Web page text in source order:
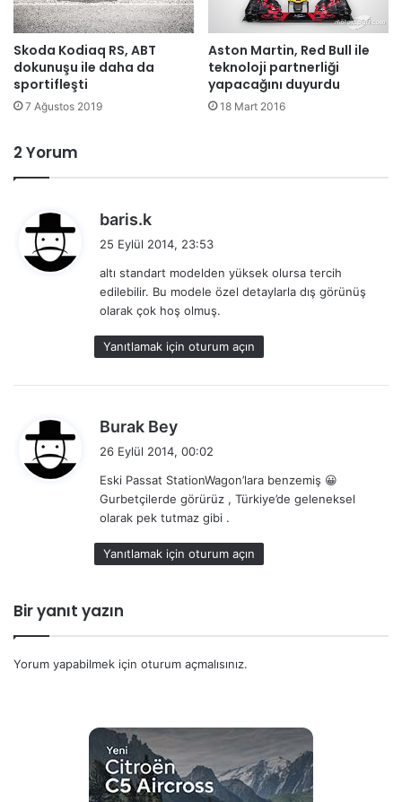
Skoda Kodiaq RS, ABT
dokunuşu ile daha da
sportifleşti
7 Ağustos 2019
Aston Martin, Red Bull ile
teknoloji partnerliği
yapacağını duyurdu
18 Mart 2016
2 Yorum
baris.k
i
k
i
:
25 Eylül 2014, 23:53
altı standart modelden yüksek olursa tercih
edilebilir. Bu modele özel detaylarla dış görünüş
olarak çok hoş olmuş.
Yanıtlamak için oturum açın
Burak Bey
i
k
i
:
26 Eylül 2014, 00:02
Eski Passat StationWagon’lara benzemiş 😀
Gurbetçilerde görürüz , Türkiye’de geleneksel
olarak pek tutmaz gibi .
Yanıtlamak için oturum açın
Bir yanıt yazın
Yorum yapabilmek için oturum açmalısınız.